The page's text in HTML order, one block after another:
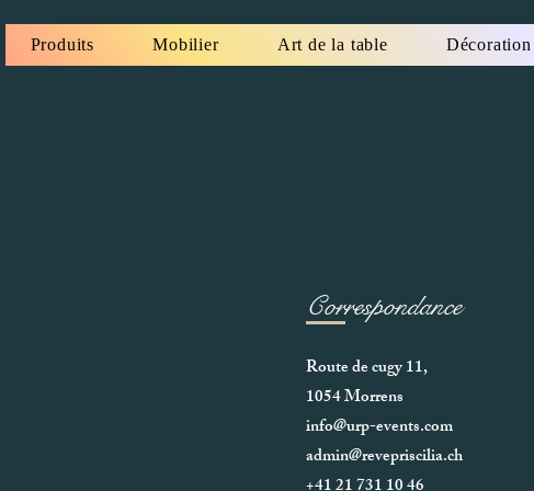
Produits Mobilier Art de la table Décoration
Correspondance
Route de cugy 11,
1054 Morrens
info@urp-events.com
admin@revepriscilia.ch